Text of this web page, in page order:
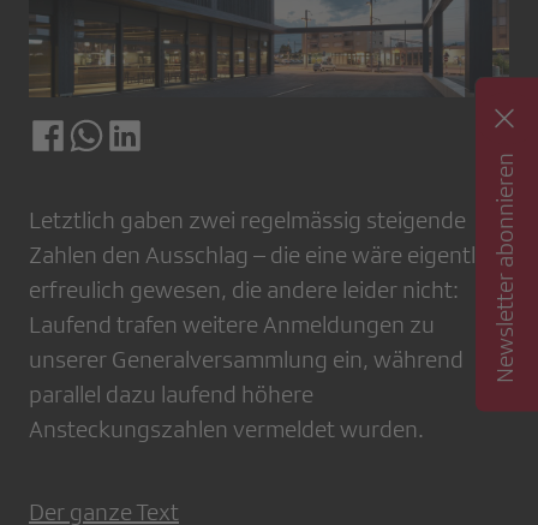
Letztlich gaben zwei regelmässig steigende
Zahlen den Ausschlag – die eine wäre eigentlich
erfreulich gewesen, die andere leider nicht:
Laufend trafen weitere Anmeldungen zu
unserer Generalversammlung ein, während
parallel dazu laufend höhere
Ansteckungszahlen vermeldet wurden.
Der ganze Text
Newsletter abonnieren